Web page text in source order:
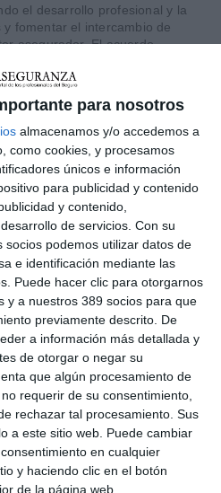
para nosotros
almacenamos y/o accedemos a
como cookies, y procesamos
únicos e información
para publicidad y contenido
y contenido,
de servicios. Con su
socios podemos utilizar datos de
e identificación mediante las
Puede hacer clic para otorgarnos
y a nuestros 389 socios para que
previamente descrito. De
a información más detallada y
de otorgar o negar su
que algún procesamiento de
requerir de su consentimiento,
rechazar tal procesamiento. Sus
a este sitio web. Puede cambiar
en cualquier
y haciendo clic en el botón
de la página web.
el desarrollo profesional y la
fomentar el intercambio de
asegurador. El acuerdo
profesionales relacionados
así como distintas
institucional.
territorial Zona Norte-Sur
valora que "la mediación es una
estrategia y acuerdos como este
nuestra relación con los
la cercanía y la colaboración.
Colegio de Mediadores de
para continuar generando
en su desarrollo profesional".
del Colegio, destaca que
permite seguir impulsando
que resultan muy
Trabajar junto a compañías
contribuye a fortalecer y
y GRATIS noticias como